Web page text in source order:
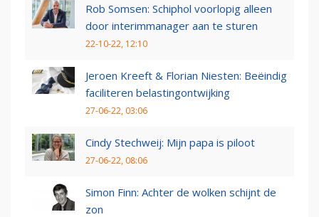
Rob Somsen: Schiphol voorlopig alleen
door interimmanager aan te sturen
22-10-22, 12:10
Jeroen Kreeft & Florian Niesten: Beëindig
faciliteren belastingontwijking
27-06-22, 03:06
Cindy Stechweij: Mijn papa is piloot
27-06-22, 08:06
Simon Finn: Achter de wolken schijnt de
zon